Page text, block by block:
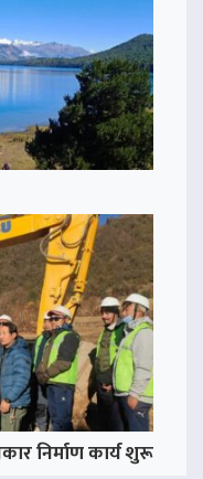
निर्माण कार्य शुरू